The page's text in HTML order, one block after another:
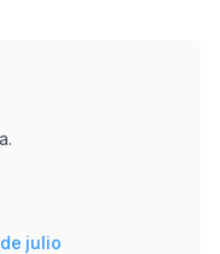
julio